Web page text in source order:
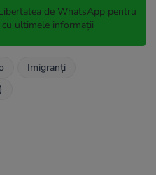
de WhatsApp pentru
ultimele informații
Imigranți